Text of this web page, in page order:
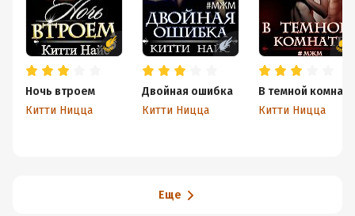
Ночь втроем
Китти Ницца
Двойная ошибка
Китти Ницца
В темной комнате
Китти Ницца
Еще